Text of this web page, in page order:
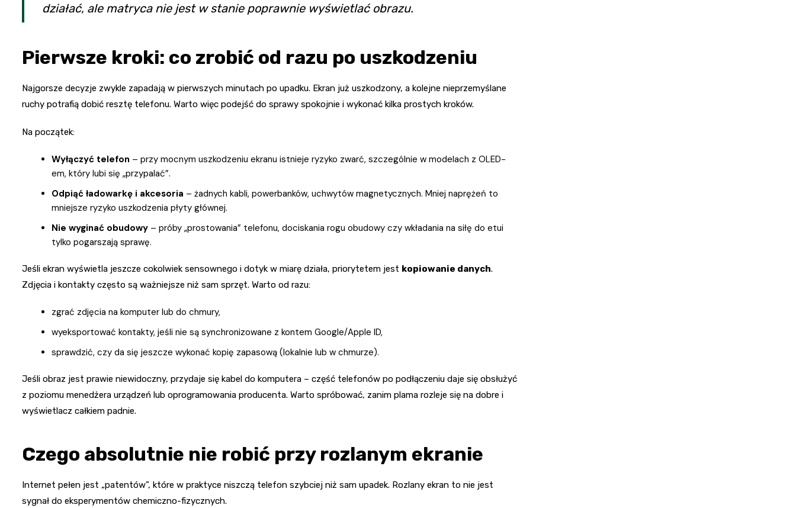
działać, ale matryca nie jest w stanie poprawnie wyświetlać obrazu.
Pierwsze kroki: co zrobić od razu po uszkodzeniu
Najgorsze decyzje zwykle zapadają w pierwszych minutach po upadku. Ekran już uszkodzony, a kolejne nieprzemyślane
ruchy potrafią dobić resztę telefonu. Warto więc podejść do sprawy spokojnie i wykonać kilka prostych kroków.
Na początek:
Wyłączyć telefon – przy mocnym uszkodzeniu ekranu istnieje ryzyko zwarć, szczególnie w modelach z OLED-
em, który lubi się „przypalać”.
Odpiąć ładowarkę i akcesoria – żadnych kabli, powerbanków, uchwytów magnetycznych. Mniej naprężeń to
mniejsze ryzyko uszkodzenia płyty głównej.
Nie wyginać obudowy – próby „prostowania” telefonu, dociskania rogu obudowy czy wkładania na siłę do etui
tylko pogarszają sprawę.
Jeśli ekran wyświetla jeszcze cokolwiek sensownego i dotyk w miarę działa, priorytetem jest kopiowanie danych.
Zdjęcia i kontakty często są ważniejsze niż sam sprzęt. Warto od razu:
zgrać zdjęcia na komputer lub do chmury,
wyeksportować kontakty, jeśli nie są synchronizowane z kontem Google/Apple ID,
sprawdzić, czy da się jeszcze wykonać kopię zapasową (lokalnie lub w chmurze).
Jeśli obraz jest prawie niewidoczny, przydaje się kabel do komputera – część telefonów po podłączeniu daje się obsłużyć
z poziomu menedżera urządzeń lub oprogramowania producenta. Warto spróbować, zanim plama rozleje się na dobre i
wyświetlacz całkiem padnie.
Czego absolutnie nie robić przy rozlanym ekranie
Internet pełen jest „patentów”, które w praktyce niszczą telefon szybciej niż sam upadek. Rozlany ekran to nie jest
sygnał do eksperymentów chemiczno-fizycznych.